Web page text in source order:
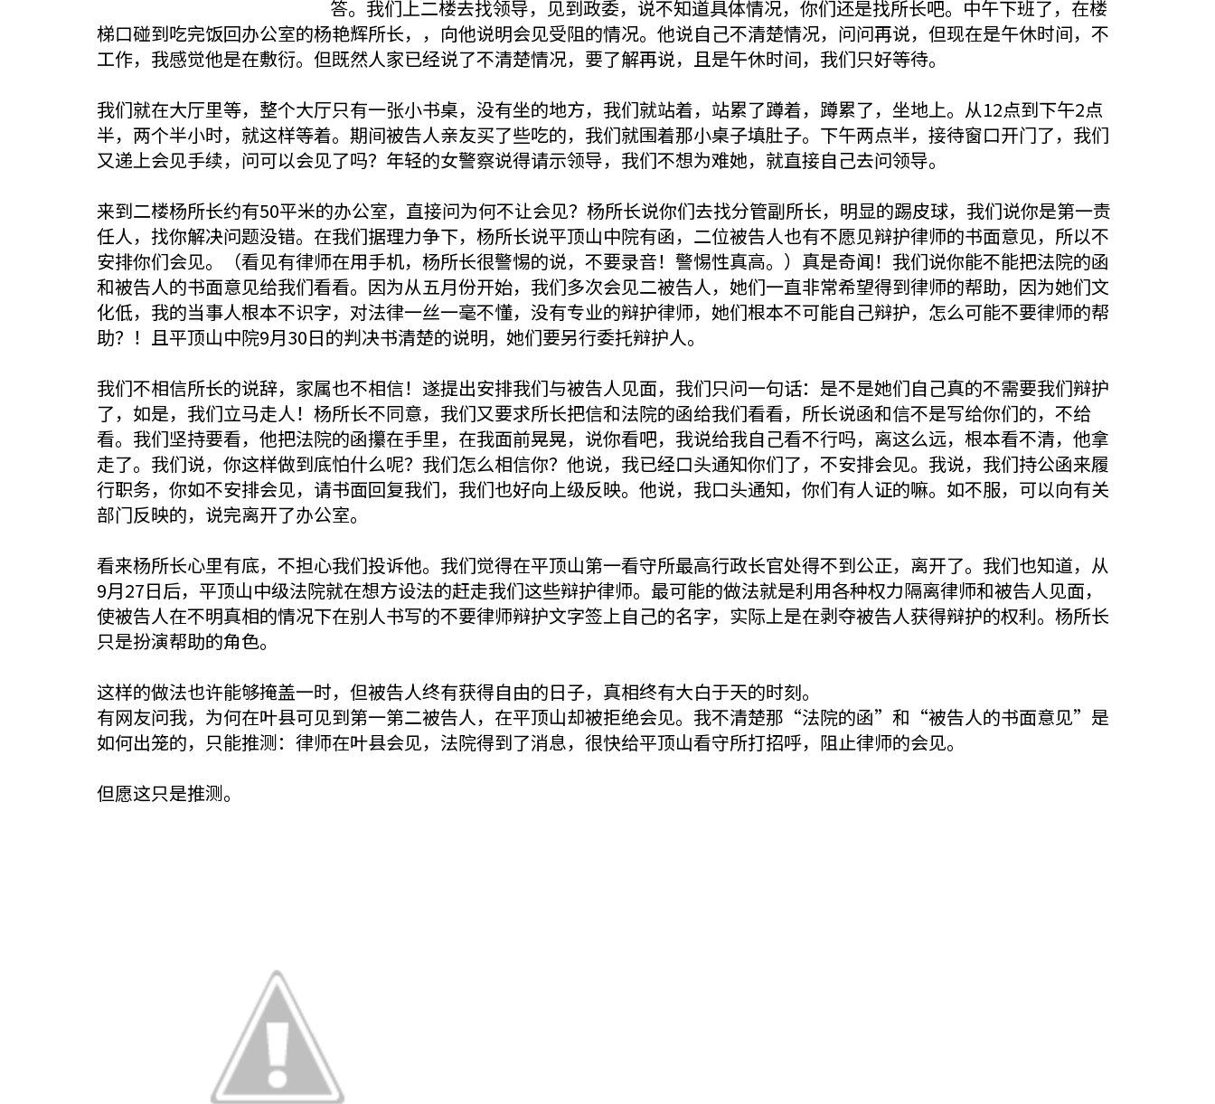
答。我们上二楼去找领导，见到政委，说不知道具体情况，你们还是找所长吧。中午下班了，在楼
梯口碰到吃完饭回办公室的杨艳辉所长，，向他说明会见受阻的情况。他说自己不清楚情况，问问再说，但现在是午休时间，不
工作，我感觉他是在敷衍。但既然人家已经说了不清楚情况，要了解再说，且是午休时间，我们只好等待。
我们就在大厅里等，整个大厅只有一张小书桌，没有坐的地方，我们就站着，站累了蹲着，蹲累了，坐地上。从12点到下午2点
半，两个半小时，就这样等着。期间被告人亲友买了些吃的，我们就围着那小桌子填肚子。下午两点半，接待窗口开门了，我们
又递上会见手续，问可以会见了吗？年轻的女警察说得请示领导，我们不想为难她，就直接自己去问领导。
来到二楼杨所长约有50平米的办公室，直接问为何不让会见？杨所长说你们去找分管副所长，明显的踢皮球，我们说你是第一责
任人，找你解决问题没错。在我们据理力争下，杨所长说平顶山中院有函，二位被告人也有不愿见辩护律师的书面意见，所以不
安排你们会见。（看见有律师在用手机，杨所长很警惕的说，不要录音！警惕性真高。）真是奇闻！我们说你能不能把法院的函
和被告人的书面意见给我们看看。因为从五月份开始，我们多次会见二被告人，她们一直非常希望得到律师的帮助，因为她们文
化低，我的当事人根本不识字，对法律一丝一毫不懂，没有专业的辩护律师，她们根本不可能自己辩护，怎么可能不要律师的帮
助？！且平顶山中院9月30日的判决书清楚的说明，她们要另行委托辩护人。
我们不相信所长的说辞，家属也不相信！遂提出安排我们与被告人见面，我们只问一句话：是不是她们自己真的不需要我们辩护
了，如是，我们立马走人！杨所长不同意，我们又要求所长把信和法院的函给我们看看，所长说函和信不是写给你们的，不给
看。我们坚持要看，他把法院的函攥在手里，在我面前晃晃，说你看吧，我说给我自己看不行吗，离这么远，根本看不清，他拿
走了。我们说，你这样做到底怕什么呢？我们怎么相信你？他说，我已经口头通知你们了，不安排会见。我说，我们持公函来履
行职务，你如不安排会见，请书面回复我们，我们也好向上级反映。他说，我口头通知，你们有人证的嘛。如不服，可以向有关
部门反映的，说完离开了办公室。
看来杨所长心里有底，不担心我们投诉他。我们觉得在平顶山第一看守所最高行政长官处得不到公正，离开了。我们也知道，从
9月27日后，平顶山中级法院就在想方设法的赶走我们这些辩护律师。最可能的做法就是利用各种权力隔离律师和被告人见面，
使被告人在不明真相的情况下在别人书写的不要律师辩护文字签上自己的名字，实际上是在剥夺被告人获得辩护的权利。杨所长
只是扮演帮助的角色。
这样的做法也许能够掩盖一时，但被告人终有获得自由的日子，真相终有大白于天的时刻。
有网友问我，为何在叶县可见到第一第二被告人，在平顶山却被拒绝会见。我不清楚那“法院的函”和“被告人的书面意见”是
如何出笼的，只能推测：律师在叶县会见，法院得到了消息，很快给平顶山看守所打招呼，阻止律师的会见。
但愿这只是推测。